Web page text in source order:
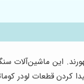
این ماشین‌آلات
کردن قطعات